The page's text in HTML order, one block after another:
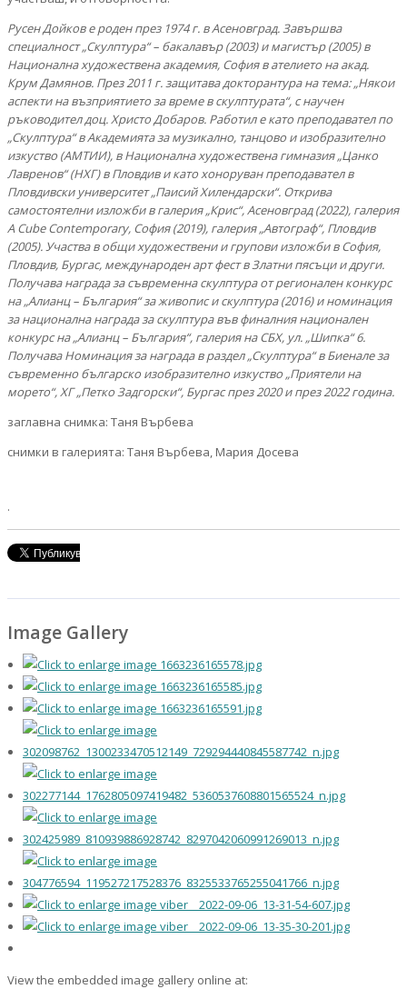
Русен Дойков е роден през 1974 г. в Асеновград. Завършва
специалност „Скулптура“ – бакалавър (2003) и магистър (2005) в
Национална художествена академия, София в ателието на акад.
Крум Дамянов. През 2011 г. защитава докторантура на тема: „Някои
аспекти на възприятието за време в скулптурата“, с научен
ръководител доц. Христо Добаров. Работил е като преподавател по
„Скулптура“ в Академията за музикално, танцово и изобразително
изкуство (АМТИИ), в Национална художествена гимназия „Цанко
Лавренов“ (НХГ) в Пловдив и като хоноруван преподавател в
Пловдивски университет „Паисий Хилендарски“. Открива
самостоятелни изложби в галерия „Крис“, Асеновград (2022), галерия
A Cube Contemporary, София (2019), галерия „Автограф“, Пловдив
(2005). Участва в общи художествени и групови изложби в София,
Пловдив, Бургас, международен арт фест в Златни пясъци и други.
Получава награда за съвременна скулптура от регионален конкурс
на „Алианц – България“ за живопис и скулптура (2016) и номинация
за национална награда за скулптура във финалния национален
конкурс на „Алианц – България“, галерия на СБХ, ул. „Шипка“ 6.
Получава Номинация за награда в раздел „Скулптура“ в Биенале за
съвременно българско изобразително изкуство „Приятели на
морето“, ХГ „Петко Задгорски“, Бургас през 2020 и през 2022 година.
заглавна снимка: Таня Върбева
снимки в галерията: Таня Върбева, Мария Досева
.
Image Gallery
View the embedded image gallery online at: